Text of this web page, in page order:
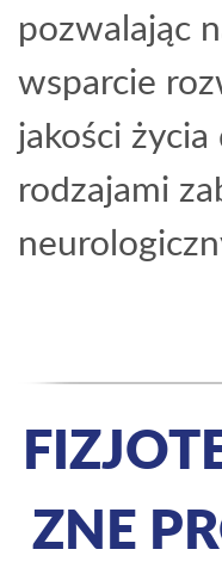
pozwalając
wsparcie
jakości
rodzajami
ZNE